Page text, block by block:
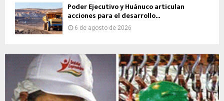
Poder Ejecutivo y Huánuco articulan
acciones para el desarrollo...
6 de agosto de 2026